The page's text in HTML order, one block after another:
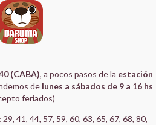
(CABA), a pocos pasos de la estación
de lunes a sábados de 9 a 16 hs
feriados)
29, 41, 44, 57, 59, 60, 63, 65, 67, 68, 80,